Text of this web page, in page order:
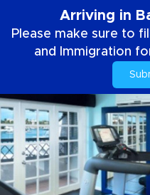
Arriving in
Please make sure to
and Immigration